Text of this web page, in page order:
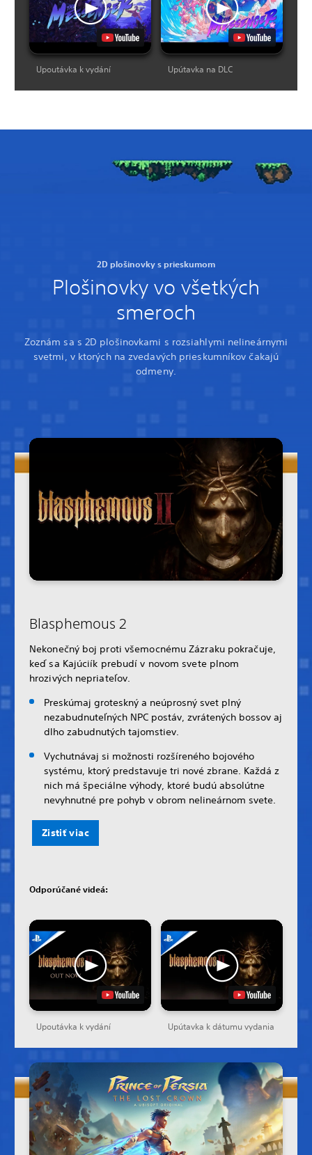
Upoutávka k vydání Upútavka na DLC
2D plošinovky s prieskumom
Plošinovky vo všetkých
smeroch
Zoznám sa s 2D plošinovkami s rozsiahlymi nelineárnymi
svetmi, v ktorých na zvedavých prieskumníkov čakajú
odmeny.
Blasphemous 2
Nekonečný boj proti všemocnému Zázraku pokračuje,
keď sa Kajúciík prebudí v novom svete plnom
hrozivých nepriateľov.
Preskúmaj groteskný a neúprosný svet plný
nezabudnuteľných NPC postáv, zvrátených bossov aj
dlho zabudnutých tajomstiev.
Vychutnávaj si možnosti rozšíreného bojového
systému, ktorý predstavuje tri nové zbrane. Každá z
nich má špeciálne výhody, ktoré budú absolútne
nevyhnutné pre pohyb v obrom nelineárnom svete.
Zistiť viac
Odporúčané videá:
Upoutávka k vydání Upútavka k dátumu vydania